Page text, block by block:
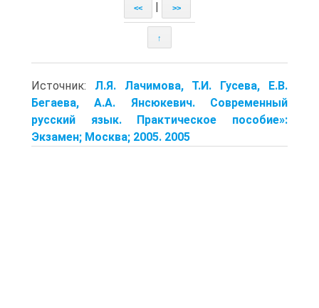
<< >>
↑
Источник: Л.Я. Лачимова, Т.И. Гусева, Е.В.
Бегаева, А.А. Янсюкевич. Современный
русский язык. Практическое пособие»:
Экзамен; Москва; 2005. 2005